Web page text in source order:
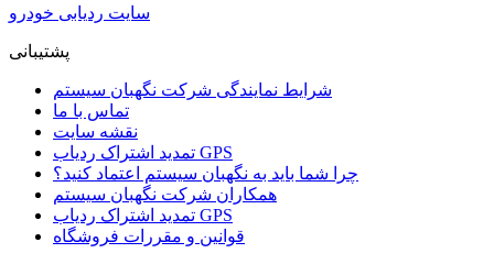
سایت ردیابی خودرو
پشتیبانی
شرایط نمایندگی شرکت نگهبان سیستم
تماس با ما
نقشه سایت
تمدید اشتراک ردیاب GPS
چرا شما باید به نگهبان سیستم اعتماد کنید؟
همکاران شرکت نگهبان سیستم
تمدید اشتراک ردیاب GPS
قوانین و مقررات فروشگاه